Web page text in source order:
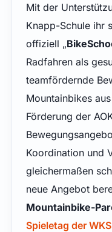
Mit der
Knapp-Schule ihr
offiziell „
Radfahren als
teamfördernde
Mountainbikes
Förderung der
Koordination und
gleichermaßen
neue Angebot
Mountainbike-
Spieletag der WKS